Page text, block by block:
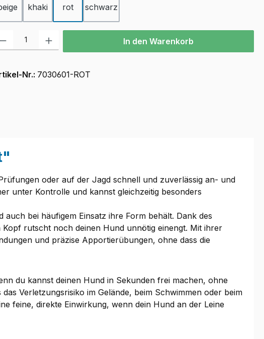
khaki rot schwarz
Anzahl: Gib den gewünschten Wert ein oder benutze die Schaltflächen
In den Warenkorb
Nr.: 7030601-ROT
oder auf der Jagd schnell und zuverlässig an- und
unter Kontrolle und kannst gleichzeitig besonders
bei häufigem Einsatz ihre Form behält. Dank des
rutscht noch deinen Hund unnötig einengt. Mit ihrer
und präzise Apportierübungen, ohne dass die
du kannst deinen Hund in Sekunden frei machen, ohne
Verletzungsrisiko im Gelände, beim Schwimmen oder beim
feine, direkte Einwirkung, wenn dein Hund an der Leine